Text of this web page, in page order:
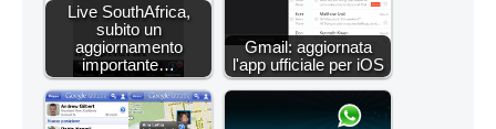
Live SouthAfrica,
subito un
aggiornamento
importante…
Gmail: aggiornata
l'app ufficiale per iOS